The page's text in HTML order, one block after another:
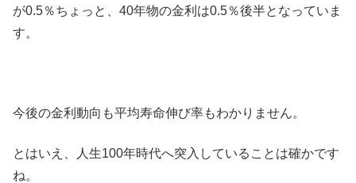
が0.5％ちょっと、40年物の金利は0.5％後半となっていま
す。
今後の金利動向も平均寿命伸び率もわかりません。
とはいえ、人生100年時代へ突入していることは確かです
ね。